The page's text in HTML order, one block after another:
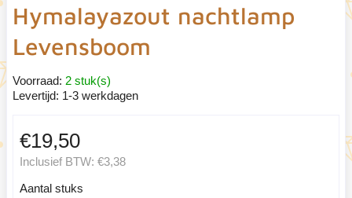
Hymalayazout nachtlamp
Levensboom
Voorraad: 2 stuk(s)
Levertijd: 1-3 werkdagen
€19,50
Inclusief BTW: €3,38
Aantal stuks